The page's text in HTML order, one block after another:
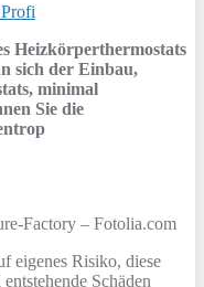
Heizkörperthermostats
sich der Einbau,
minimal
Sie die
Factory – Fotolia.com
eigenes Risiko, diese
Schäden